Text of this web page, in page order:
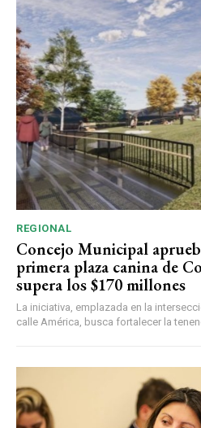
REGIONAL
Concejo Municipal
primera plaza canina de
supera los $170 millones
La iniciativa, emplazada en la
calle América, busca fortalecer la